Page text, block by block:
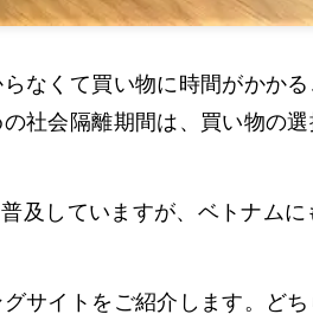
なくて買い物に時間がかか
社会隔離期間は、買い物の
及していますが、ベトナムに
サイトをご紹介します。ど